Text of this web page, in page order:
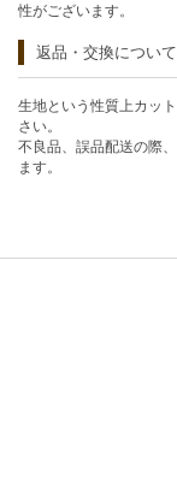
性がございます。
返品・交換について
生地という性質上カッ
さい。
不良品、誤品配送の際
ます。